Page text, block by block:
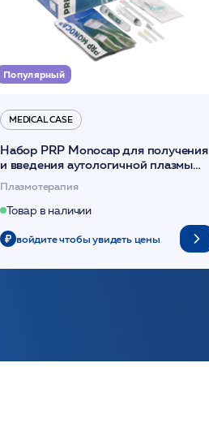
Популярный
MEDICAL CASE
Набор PRP Monocap для получения
и введения аутологичной плазмы
(саше 1шт)/Medical Case
Плазмотерапия
Товар в наличии
войдите чтобы увидеть цены